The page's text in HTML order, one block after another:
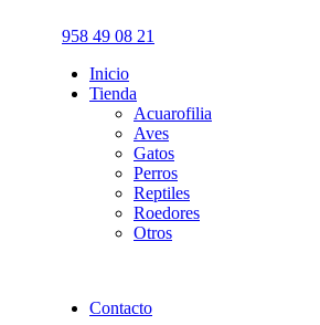
958 49 08 21
Inicio
Tienda
Acuarofilia
Aves
Gatos
Perros
Reptiles
Roedores
Otros
Contacto